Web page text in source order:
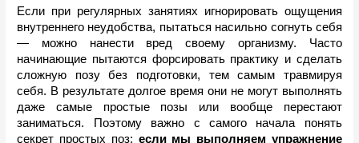
Если при регулярных занятиях игнорировать ощущения
внутреннего неудобства, пытаться насильно согнуть себя
— можно нанести вред своему организму. Часто
начинающие пытаются форсировать практику и сделать
сложную позу без подготовки, тем самым травмируя
себя. В результате долгое время они не могут выполнять
даже самые простые позы или вообще перестают
заниматься. Поэтому важно с самого начала понять
секрет простых поз: если мы выполняем упражнение